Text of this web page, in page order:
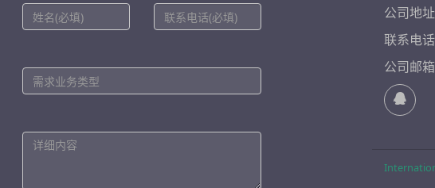
公司地
联系电
公司邮